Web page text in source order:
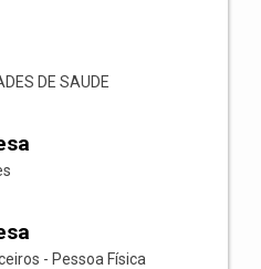
DE SAUDE
- Pessoa Física